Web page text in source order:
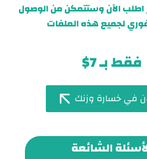
اطلب الآن وستتمكن من الوصول
لجميع هذه الملفات
فقط بـ 7$
في خسارة وزنك
الشائعة